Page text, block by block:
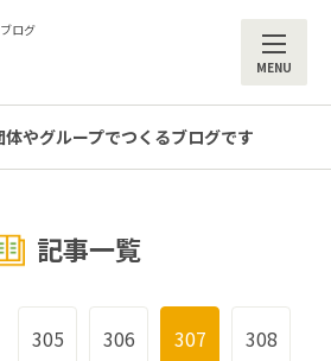
ログ
やグループでつくるブログです
記事一覧
305 306 307 308